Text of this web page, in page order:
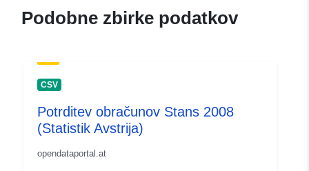
Podobne zbirke podatkov
CSV
Potrditev obračunov Stans 2008
(Statistik Avstrija)
opendataportal.at